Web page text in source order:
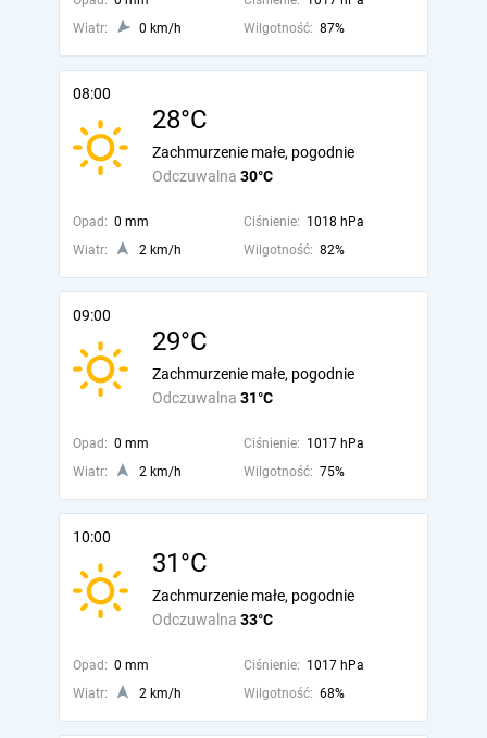
Wiatr:
0 km/h Wilgotność: 87%
08:00
28°C
Odczuwalna 30°C
Zachmurzenie małe, pogodnie
Opad: 0 mm Ciśnienie: 1018 hPa
Wiatr:
2 km/h Wilgotność: 82%
09:00
29°C
Odczuwalna 31°C
Zachmurzenie małe, pogodnie
Opad: 0 mm Ciśnienie: 1017 hPa
Wiatr:
2 km/h Wilgotność: 75%
10:00
31°C
Odczuwalna 33°C
Zachmurzenie małe, pogodnie
Opad: 0 mm Ciśnienie: 1017 hPa
Wiatr:
2 km/h Wilgotność: 68%